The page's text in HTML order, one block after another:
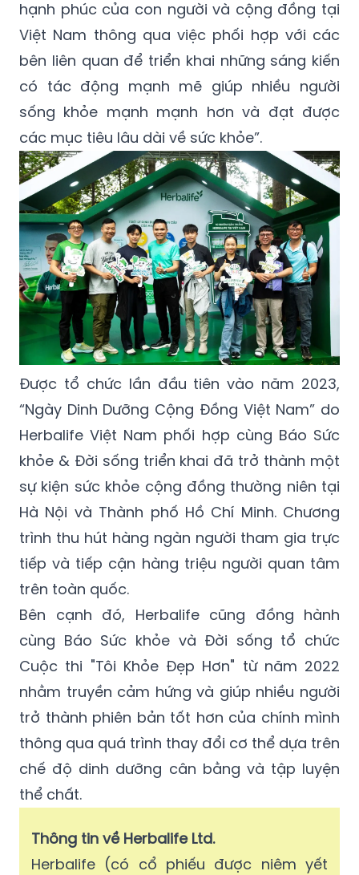
hạnh phúc của con người và cộng đồng tại
Việt Nam thông qua việc phối hợp với các
bên liên quan để triển khai những sáng kiến
có tác động mạnh mẽ giúp nhiều người
sống khỏe mạnh mạnh hơn và đạt được
các mục tiêu lâu dài về sức khỏe”.
Được tổ chức lần đầu tiên vào năm 2023,
“Ngày Dinh Dưỡng Cộng Đồng Việt Nam” do
Herbalife Việt Nam phối hợp cùng Báo Sức
khỏe & Đời sống triển khai đã trở thành một
sự kiện sức khỏe cộng đồng thường niên tại
Hà Nội và Thành phố Hồ Chí Minh. Chương
trình thu hút hàng ngàn người tham gia trực
tiếp và tiếp cận hàng triệu người quan tâm
trên toàn quốc.
Bên cạnh đó, Herbalife cũng đồng hành
cùng Báo Sức khỏe và Đời sống tổ chức
Cuộc thi "Tôi Khỏe Đẹp Hơn" từ năm 2022
nhằm truyền cảm hứng và giúp nhiều người
trở thành phiên bản tốt hơn của chính mình
thông qua quá trình thay đổi cơ thể dựa trên
chế độ dinh dưỡng cân bằng và tập luyện
thể chất.
Thông tin về Herbalife Ltd.
Herbalife (có cổ phiếu được niêm yết